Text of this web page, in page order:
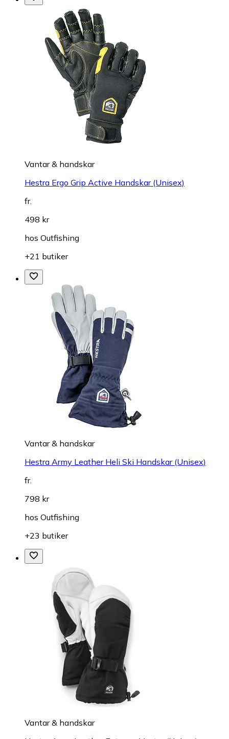
Vantar & handskar
Hestra Ergo Grip Active Handskar (Unisex)
fr.
498 kr
hos Outfishing
+21 butiker
Vantar & handskar
Hestra Army Leather Heli Ski Handskar (Unisex)
fr.
798 kr
hos Outfishing
+23 butiker
Vantar & handskar